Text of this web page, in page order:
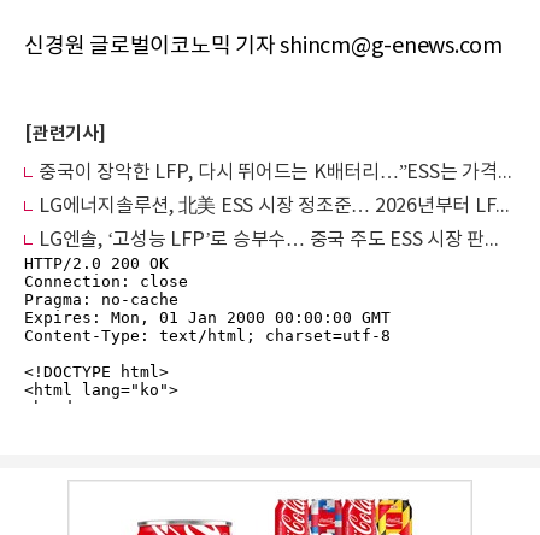
신경원 글로벌이코노믹 기자 shincm@g-enews.com
[관련기사]
중국이 장악한 LFP, 다시 뛰어드는 K배터리…”ESS는 가격 아닌 판매 허용 시장”
LG에너지솔루션, 北美 ESS 시장 정조준… 2026년부터 LFP 배터리 본격 양산
LG엔솔, ‘고성능 LFP’로 승부수… 중국 주도 ESS 시장 판도 바꾼다